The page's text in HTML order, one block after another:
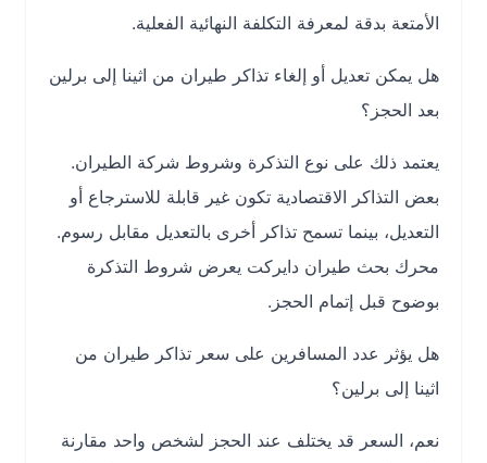
الأمتعة بدقة لمعرفة التكلفة النهائية الفعلية.
هل يمكن تعديل أو إلغاء تذاكر طيران من اثينا إلى برلين
بعد الحجز؟
يعتمد ذلك على نوع التذكرة وشروط شركة الطيران.
بعض التذاكر الاقتصادية تكون غير قابلة للاسترجاع أو
التعديل، بينما تسمح تذاكر أخرى بالتعديل مقابل رسوم.
محرك بحث طيران دايركت يعرض شروط التذكرة
بوضوح قبل إتمام الحجز.
هل يؤثر عدد المسافرين على سعر تذاكر طيران من
اثينا إلى برلين؟
نعم، السعر قد يختلف عند الحجز لشخص واحد مقارنة